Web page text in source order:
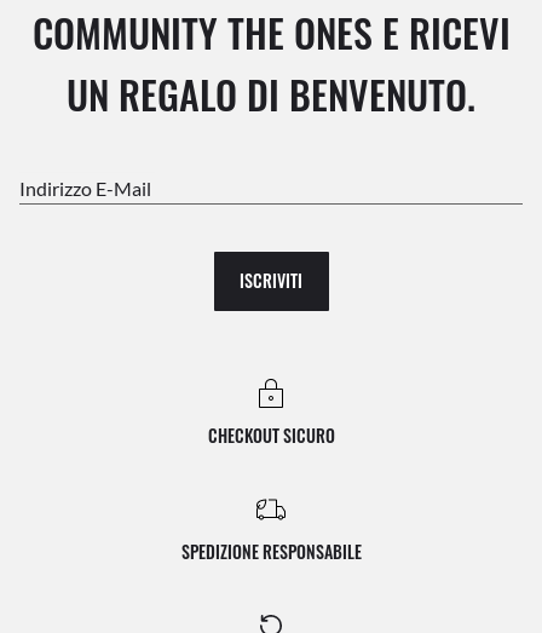
COMMUNITY THE ONES E RICEVI
UN REGALO DI BENVENUTO.
Indirizzo E-Mail
ISCRIVITI
CHECKOUT SICURO
SPEDIZIONE RESPONSABILE